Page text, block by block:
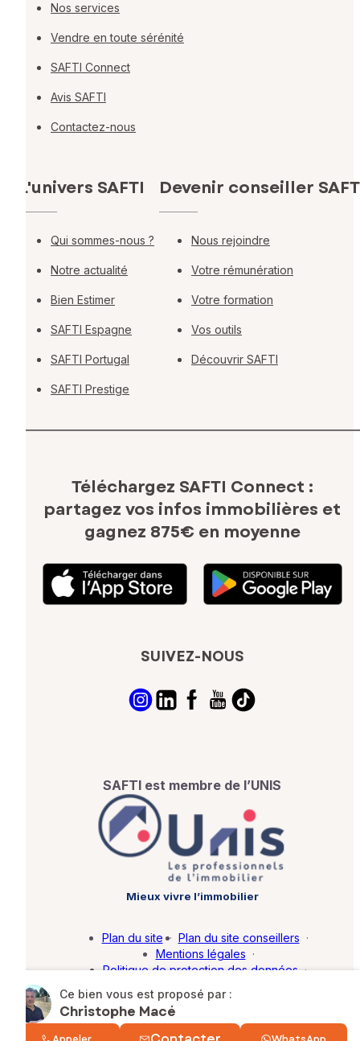
Ce bien vous est proposé par :
Christophe Macé
Nos services
Vendre en toute sérénité
SAFTI Connect
Avis SAFTI
Contactez-nous
L'univers SAFTI
Qui sommes-nous ?
Notre actualité
Bien Estimer
SAFTI Espagne
SAFTI Portugal
SAFTI Prestige
Devenir conseiller
Nous rejoindre
Votre rémunération
Votre formation
Vos outils
Découvrir SAFTI
Téléchargez SAFTI Connect :
partagez vos infos immobilières et
gagnez 875€ en moyenne
SUIVEZ-NOUS
SAFTI est membre de l’UNIS
Mieux vivre l’immobilier
© SAFTI 2026. Tous droits réservés.
Plan du site · Plan du site conseillers ·
Mentions légales ·
Politique de protection des données ·